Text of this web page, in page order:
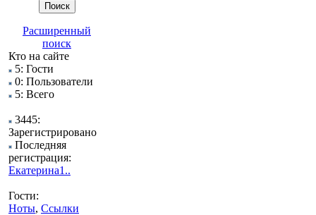
Расширенный
поиск
Кто на сайте
5: Гости
0: Пользователи
5: Всего
3445:
Зарегистрировано
Последняя
регистрация:
Екатерина1..
Гости:
Ноты, Ссылки